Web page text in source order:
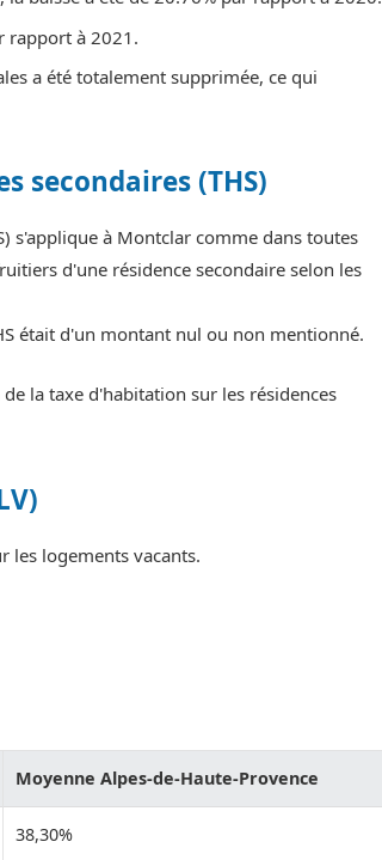
rapport à 2021.
a été totalement supprimée, ce qui
secondaires (THS)
s'applique à Montclar comme dans toutes
d'une résidence secondaire selon les
était d'un montant nul ou non mentionné.
la taxe d'habitation sur les résidences
les logements vacants.
Moyenne Alpes-de-Haute-Provence
38,30%